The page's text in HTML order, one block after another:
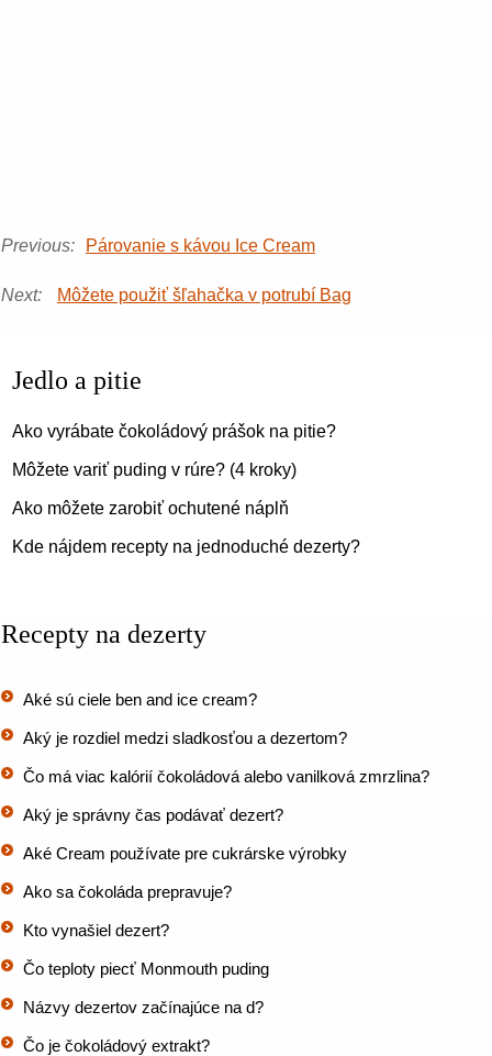
Previous: Párovanie s kávou Ice Cream
Next: Môžete použiť šľahačka v potrubí Bag
Jedlo a pitie
Ako vyrábate čokoládový prášok na pitie?
Môžete variť puding v rúre? (4 kroky)
Ako môžete zarobiť ochutené náplň
Kde nájdem recepty na jednoduché dezerty?
Recepty na dezerty
Aké sú ciele ben and ice cream?
Aký je rozdiel medzi sladkosťou a dezertom?
Čo má viac kalórií čokoládová alebo vanilková zmrzlina?
Aký je správny čas podávať dezert?
Aké Cream používate pre cukrárske výrobky
Ako sa čokoláda prepravuje?
Kto vynašiel dezert?
Čo teploty piecť Monmouth puding
Názvy dezertov začínajúce na d?
Čo je čokoládový extrakt?